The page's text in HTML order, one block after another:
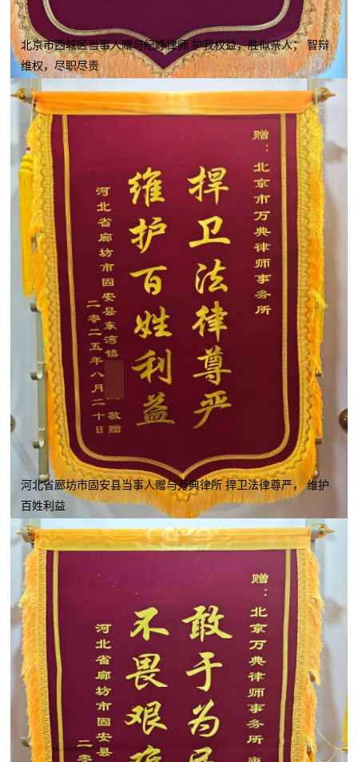
北京市西城区当事人赠与纪峥律师 护我权益，胜似亲人； 智辩
维权，尽职尽责
河北省廊坊市固安县当事人赠与万典律所 捍卫法律尊严， 维护
百姓利益